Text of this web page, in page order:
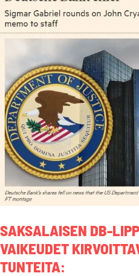
SAKSALAISEN DB-
VAIKEUDET
TUNTEITA: